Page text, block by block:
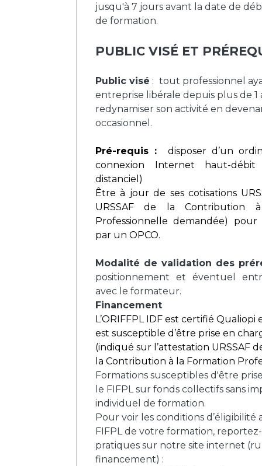
jusqu'à 7 jours avant la date de
de formation.
PUBLIC VISÉ ET
Public visé : tout professionnel
entreprise libérale depuis plus de 1
redynamiser son activité en
occasionnel.
Pré-requis : disposer d’un
connexion Internet haut-
distanciel)
Être à jour de ses cotisations
URSSAF de la Contribution
Professionnelle demandée)
par un OPCO.
Modalité de validation des
positionnement et éventuel
avec le formateur.
Financement
L’ORIFFPL IDF est certifié
est susceptible d’être prise en
(indiqué sur l’attestation URSSAF
la Contribution à la Formation
Formations susceptibles d'être
le FIFPL sur fonds collectifs sans
individuel de formation.
Pour voir les conditions
FIFPL de votre formation,
pratiques sur notre site internet
financement) :